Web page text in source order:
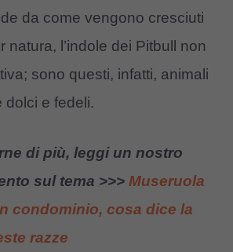
da come vengono cresciuti
natura, l’indole dei Pitbull non
sono questi, infatti, animali
dolci e fedeli.
di più, leggi un nostro
sul tema >>> Museruola
condominio, cosa dice la
razze